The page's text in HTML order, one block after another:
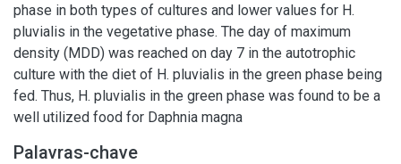
phase in both types of cultures and lower values for H.
pluvialis in the vegetative phase. The day of maximum
density (MDD) was reached on day 7 in the autotrophic
culture with the diet of H. pluvialis in the green phase being
fed. Thus, H. pluvialis in the green phase was found to be a
well utilized food for Daphnia magna
Palavras-chave